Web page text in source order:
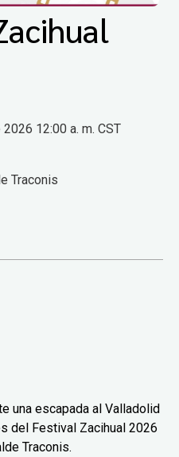
12:00 a. m. CST
Traconis
una escapada al Valladolid
del Festival Zacihual 2026
Traconis.